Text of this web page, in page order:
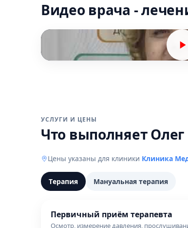
Видео врача -
УСЛУГИ И ЦЕНЫ
Что выполняет
Цены указаны для клиники Клиника
Терапия Мануальная терапия
Первичный приём терапевта
Осмотр, измерение давления,